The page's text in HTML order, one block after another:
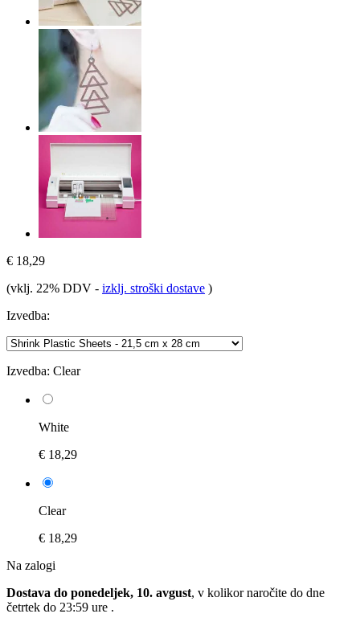
€ 18,29
(vklj. 22% DDV - izklj. stroški dostave )
Izvedba:
Izvedba: Clear
White
€ 18,29
Clear
€ 18,29
Na zalogi
Dostava do ponedeljek, 10. avgust, v kolikor naročite do dne
četrtek do 23:59 ure .